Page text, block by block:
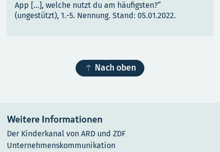
App […], welche nutzt du am häufigsten?“
(ungestützt), 1.-5. Nennung. Stand: 05.01.2022.
 Nach oben
Weitere Informationen
Der Kinderkanal von ARD und ZDF
Unternehmenskommunikation